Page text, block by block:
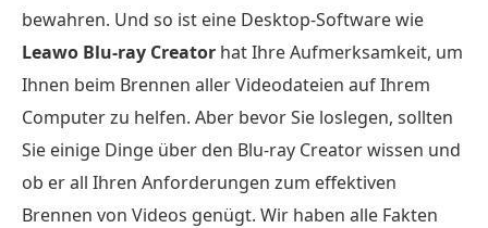
bewahren. Und so ist eine Desktop-Software wie
Leawo Blu-ray Creator hat Ihre Aufmerksamkeit, um
Ihnen beim Brennen aller Videodateien auf Ihrem
Computer zu helfen. Aber bevor Sie loslegen, sollten
Sie einige Dinge über den Blu-ray Creator wissen und
ob er all Ihren Anforderungen zum effektiven
Brennen von Videos genügt. Wir haben alle Fakten